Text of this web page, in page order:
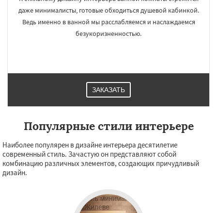
даже минималисты, готовые обходиться душевой кабинкой.
Ведь именно в ванной мы расслабляемся и наслаждаемся
безукоризненностью.
ЗАКАЗАТЬ
Популярные стили интерьере
Наиболее популярен в дизайне интерьера десятилетие
современный стиль. Зачастую он представляют собой
комбинацию различных элементов, создающих причудливый
дизайн.